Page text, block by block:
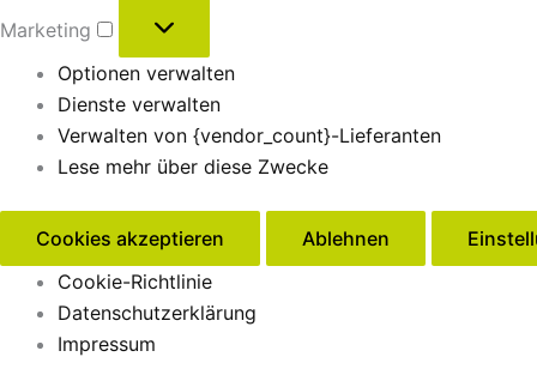
Marketing
Optionen verwalten
Dienste verwalten
Verwalten von {vendor_count}-Lieferanten
Lese mehr über diese Zwecke
Cookies akzeptieren Ablehnen
Cookie-Richtlinie
Datenschutzerklärung
Impressum